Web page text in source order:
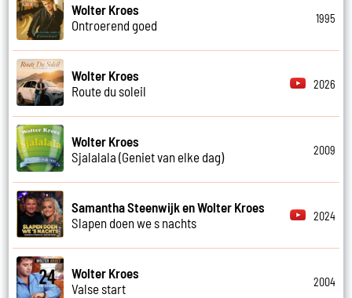
Wolter Kroes
Ontroerend goed
1995
Wolter Kroes
Route du soleil
2026
Wolter Kroes
Sjalalala (Geniet van elke dag)
2009
Samantha Steenwijk en Wolter Kroes
Slapen doen we s nachts
2024
Wolter Kroes
Valse start
2004